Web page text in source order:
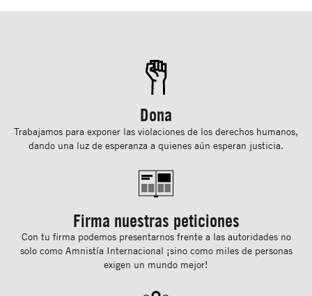
Dona
Trabajamos para exponer las violaciones de los derechos humanos,
dando una luz de esperanza a quienes aún esperan justicia.
Firma nuestras peticiones
Con tu ﬁrma podemos presentarnos frente a las autoridades no
solo como Amnistía Internacional ¡sino como miles de personas
exigen un mundo mejor!